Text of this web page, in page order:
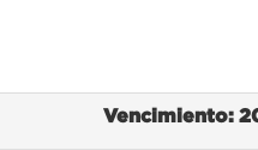
Vencimiento: